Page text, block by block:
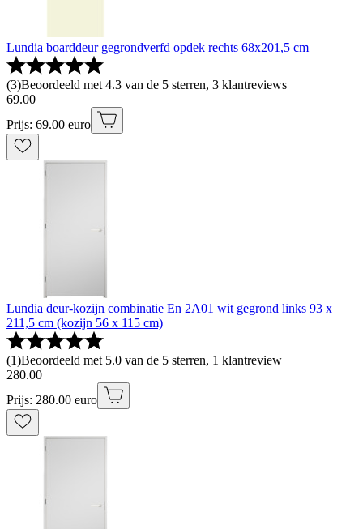
Lundia boarddeur gegrondverfd opdek rechts 68x201,5 cm
(3)Beoordeeld met 4.3 van de 5 sterren, 3 klantreviews
69.00
Prijs: 69.00 euro
Lundia deur-kozijn combinatie En 2A01 wit gegrond links 93 x
211,5 cm (kozijn 56 x 115 cm)
(1)Beoordeeld met 5.0 van de 5 sterren, 1 klantreview
280.00
Prijs: 280.00 euro